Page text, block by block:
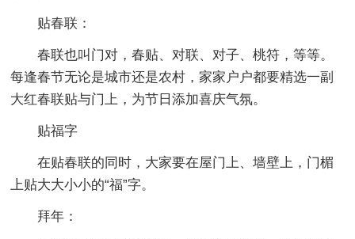
贴春联：
春联也叫门对，春贴、对联、对子、桃符，等等。
每逢春节无论是城市还是农村，家家户户都要精选一副
大红春联贴与门上，为节日添加喜庆气氛。
贴福字
在贴春联的同时，大家要在屋门上、墙壁上，门楣
上贴大大小小的“福”字。
拜年：